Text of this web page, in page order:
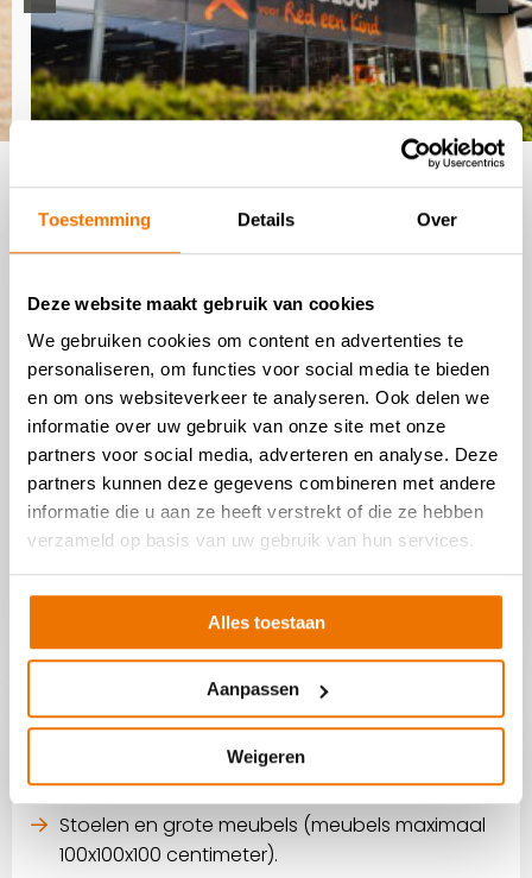
Toestemming Details Over
Deze website maakt gebruik van cookies
We gebruiken cookies om content en advertenties te
personaliseren, om functies voor social media te bieden
en om ons websiteverkeer te analyseren. Ook delen we
informatie over uw gebruik van onze site met onze
partners voor social media, adverteren en analyse. Deze
partners kunnen deze gegevens combineren met andere
informatie die u aan ze heeft verstrekt of die ze hebben
verzameld op basis van uw gebruik van hun services.
Alles toestaan
Aanpassen
Weigeren
Waar zijn we blij mee?
We nemen alleen kleding aan die past bij het
actuele seizoen
We nemen hier kleine meubels aan.
We nemen hier magnetrons aan.
Voor algemene richtlijnen en meer informatie
over spullen die je bij ons kan afleveren, bekijk
onze pagina ‘Waar zijn we blij mee?’.
Producten die wij niet
aannemen:
Stoelen en grote meubels (meubels maximaal
100x100x100 centimeter).